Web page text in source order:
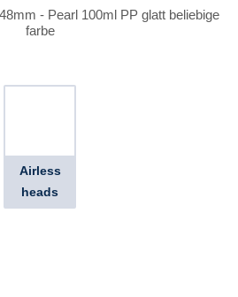
- Pearl 100ml PP glatt beliebige
farbe
Airless
heads